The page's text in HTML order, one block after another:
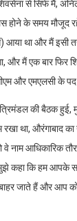
से सिर्फ मैं,
होने के समय मौजूद
आया था और मैं इसी
और मैं एक बार
और एमएलसी के पद
की बैठक हुई,
था, औरंगाबाद
नाम आधिकारिक
कहा कि हम आपके
जाते हैं और आप